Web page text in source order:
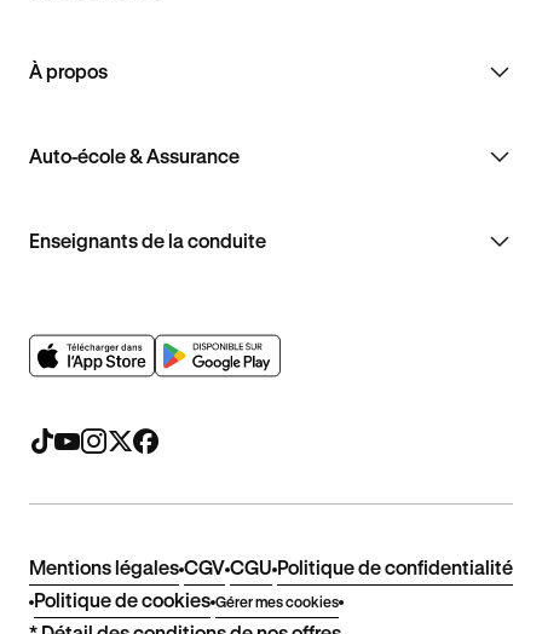
À propos
Auto-école & Assurance
Enseignants de la conduite
Mentions légales CGV CGU Politique de confidentialité
Politique de cookies Gérer mes cookies